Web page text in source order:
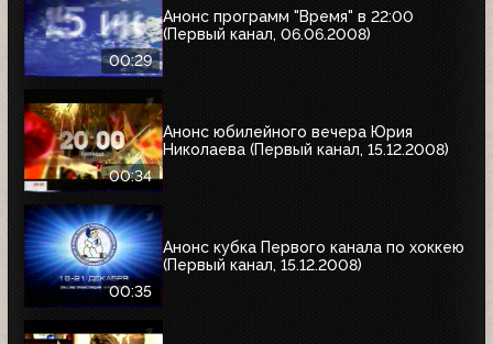
00:29
Анонс программ "Время" в 22:00
(Первый канал, 06.06.2008)
00:34
Анонс юбилейного вечера Юрия
Николаева (Первый канал, 15.12.2008)
00:35
Анонс кубка Первого канала по хоккею
(Первый канал, 15.12.2008)